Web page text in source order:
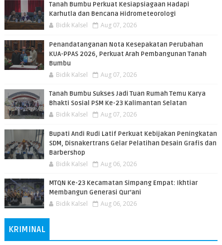
Tanah Bumbu Perkuat Kesiapsiagaan Hadapi
Karhutla dan Bencana Hidrometeorologi
Bidik Kalsel Aug 07, 2026
Penandatanganan Nota Kesepakatan Perubahan
KUA-PPAS 2026, Perkuat Arah Pembangunan Tanah
Bumbu
Bidik Kalsel Aug 07, 2026
Tanah Bumbu Sukses Jadi Tuan Rumah Temu Karya
Bhakti Sosial PSM Ke-23 Kalimantan Selatan
Bidik Kalsel Aug 07, 2026
Bupati Andi Rudi Latif Perkuat Kebijakan Peningkatan
SDM, Disnakertrans Gelar Pelatihan Desain Grafis dan
Barbershop
Bidik Kalsel Aug 06, 2026
MTQN Ke-23 Kecamatan Simpang Empat: Ikhtiar
Membangun Generasi Qur’ani
Bidik Kalsel Aug 06, 2026
KRIMINAL